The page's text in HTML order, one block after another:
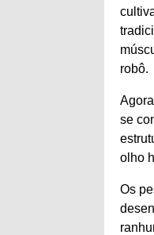
robô.
se
olho
Os